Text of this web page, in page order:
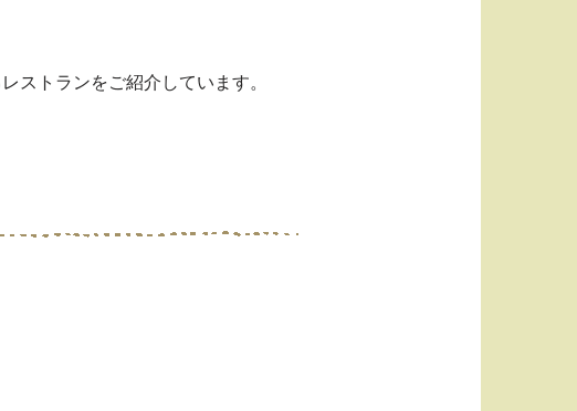
ストランをご紹介しています。